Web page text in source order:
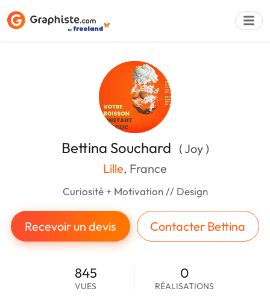
Bettina Souchard ( Joy )
Lille, France
Curiosité + Motivation // Design
Recevoir un devis Contacter Bettina
845
VUES
0
RÉALISATIONS